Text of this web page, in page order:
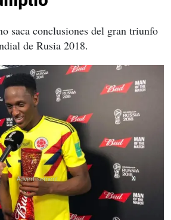
saca conclusiones del gran triunfo
de Rusia 2018.
X